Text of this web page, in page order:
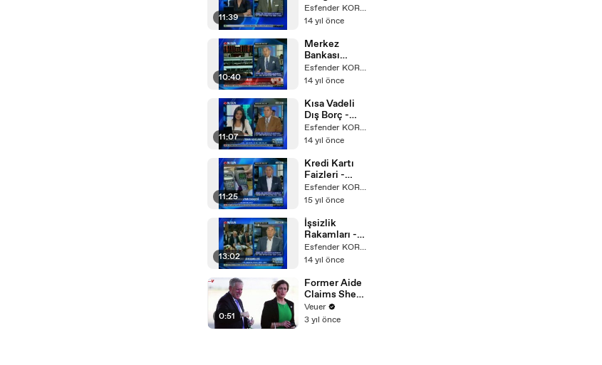
11:39
Ekonomi
Masası
Esfender KORKMAZ
14 yıl önce
10:40
Merkez
Bankası
Kararları -
Bugün TV -
Masası
Esfender KORKMAZ
14 yıl önce
11:07
Kısa Vadeli
Dış Borç -
Bugün TV -
Ekonomi
Esfender KORKMAZ
14 yıl önce
11:25
Kredi Kartı
Faizleri -
Bugün TV-
Ekonomi
Esfender KORKMAZ
15 yıl önce
13:02
İşsizlik
Rakamları -
Bugün TV -
Ekonomi
Esfender KORKMAZ
14 yıl önce
0:51
Former Aide
Claims She
Was Asked to
Make a ‘Hit
Veuer
3 yıl önce